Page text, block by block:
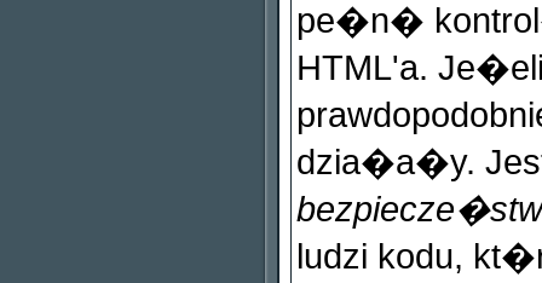
pe�n�
HTML'a.
dzia�a�y.
ludzi kodu,